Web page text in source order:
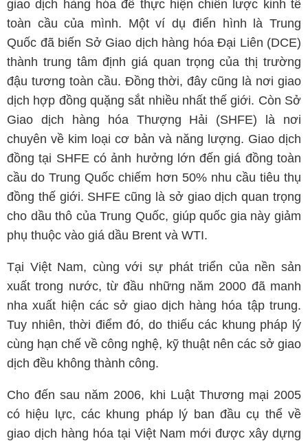
giao dịch hàng hóa để thực hiện chiến lược kinh tế
toàn cầu của mình. Một ví dụ điển hình là Trung
Quốc đã biến Sở Giao dịch hàng hóa Đại Liên (DCE)
thành trung tâm định giá quan trọng của thị trường
đậu tương toàn cầu. Đồng thời, đây cũng là nơi giao
dịch hợp đồng quặng sắt nhiều nhất thế giới. Còn Sở
Giao dịch hàng hóa Thượng Hải (SHFE) là nơi
chuyên về kim loại cơ bản và năng lượng. Giao dịch
đồng tại SHFE có ảnh hưởng lớn đến giá đồng toàn
cầu do Trung Quốc chiếm hơn 50% nhu cầu tiêu thụ
đồng thế giới. SHFE cũng là sở giao dịch quan trọng
cho dầu thô của Trung Quốc, giúp quốc gia này giảm
phụ thuộc vào giá dầu Brent và WTI.
Tại Việt Nam, cùng với sự phát triển của nền sản
xuất trong nước, từ đầu những năm 2000 đã manh
nha xuất hiện các sở giao dịch hàng hóa tập trung.
Tuy nhiên, thời điểm đó, do thiếu các khung pháp lý
cùng hạn chế về công nghệ, kỹ thuật nên các sở giao
dịch đều không thành công.
Cho đến sau năm 2006, khi Luật Thương mại 2005
có hiệu lực, các khung pháp lý ban đầu cụ thể về
giao dịch hàng hóa tại Việt Nam mới được xây dựng